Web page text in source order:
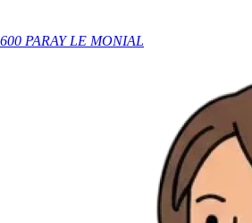
PARAY LE MONIAL